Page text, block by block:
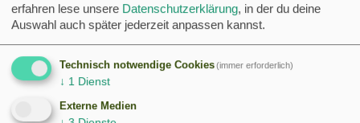
30 + 5 Nistplätze, 26 Kameras
2026: 82 JV in 32 Nestern, eine erfolgreiche Vierer-Brut, 1-2 VP
Foren-Unterstützer
erfahren lese unsere Datenschutzerklärung, in der du deine
Auswahl auch später jederzeit anpassen kannst.
Technisch notwendige Cookies(immer erforderlich)
↓ 1 Dienst
Externe Medien